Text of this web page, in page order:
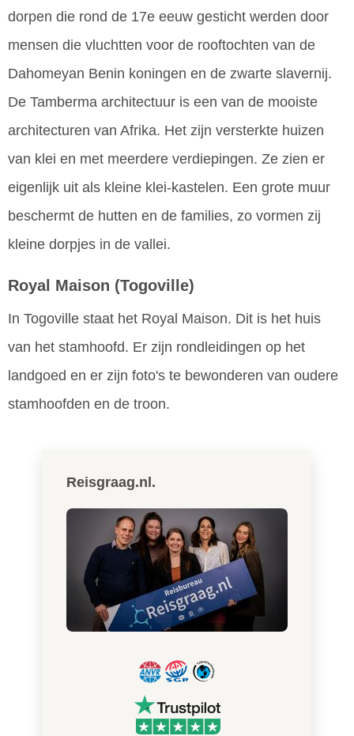
dorpen die rond de 17e eeuw gesticht werden door
mensen die vluchtten voor de rooftochten van de
Dahomeyan Benin koningen en de zwarte slavernij.
De Tamberma architectuur is een van de mooiste
architecturen van Afrika. Het zijn versterkte huizen
van klei en met meerdere verdiepingen. Ze zien er
eigenlijk uit als kleine klei-kastelen. Een grote muur
beschermt de hutten en de families, zo vormen zij
kleine dorpjes in de vallei.
Royal Maison (Togoville)
In Togoville staat het Royal Maison. Dit is het huis
van het stamhoofd. Er zijn rondleidingen op het
landgoed en er zijn foto's te bewonderen van oudere
stamhoofden en de troon.
Reisgraag.nl.